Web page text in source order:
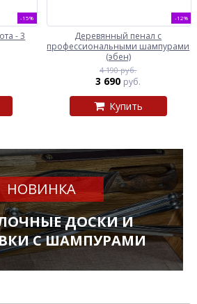
-15%
- 3
-12%
Деревянный пенал с
профессиональными шампурами
(эбен)
4 190 руб.
3 690 руб.
Купить
НОВИНКА
ДОСКИ И
С ШАМПУРАМИ